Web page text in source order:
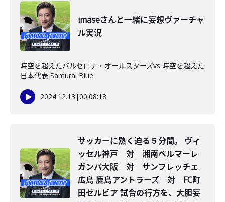
imaseさんと一緒に妄想ヴァーチャ
ル実況
時空を超えたバルセロナ・オールスターズvs 時空を超えた
日本代表 Samurai Blue
2024.12.13 |00:08:18
サッカーに熱く迫る５分間。 ヴィ
ッセル神戸 対 湘南ベルマーレ
ガンバ大阪 対 サンフレッチェ
広島 鹿島アントラーズ 対 FC町
田ゼルビア 試合の行方を、大胆妄